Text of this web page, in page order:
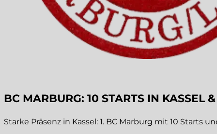
BC MARBURG: 10 STARTS IN KASSEL
Starke Präsenz in Kassel: 1. BC Marburg mit 10 Starts